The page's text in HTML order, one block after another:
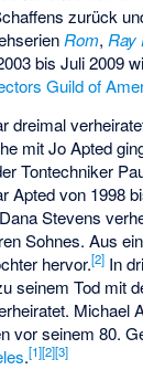
zurück
Rom,Ray
bis Juli 2009
Guild of
dreimal
mit Jo Apted
Tontechniker
Apted von 1998
Dana Stevens
Sohnes. Aus
hervor.[2] In
seinem Tod mit
Michael
vor seinem 80.
.[1][2][3]